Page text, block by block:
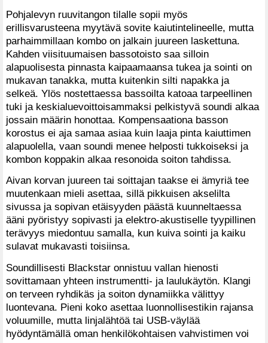
Pohjalevyn ruuvitangon tilalle sopii myös
erillisvarusteena myytävä sovite kaiutintelineelle, mutta
parhaimmillaan kombo on jalkain juureen laskettuna.
Kahden viisituumaisen bassotoisto saa silloin
alapuolisesta pinnasta kaipaamaansa tukea ja sointi on
mukavan tanakka, mutta kuitenkin silti napakka ja
selkeä. Ylös nostettaessa bassoilta katoaa tarpeellinen
tuki ja keskialuevoittoisammaksi pelkistyvä soundi alkaa
jossain määrin honottaa. Kompensaationa basson
korostus ei aja samaa asiaa kuin laaja pinta kaiuttimen
alapuolella, vaan soundi menee helposti tukkoiseksi ja
kombon koppakin alkaa resonoida soiton tahdissa.
Aivan korvan juureen tai soittajan taakse ei ämyriä tee
muutenkaan mieli asettaa, sillä pikkuisen akselilta
sivussa ja sopivan etäisyyden päästä kuunneltaessa
ääni pyöristyy sopivasti ja elektro-akustiselle tyypillinen
terävyys miedontuu samalla, kun kuiva sointi ja kaiku
sulavat mukavasti toisiinsa.
Soundillisesti Blackstar onnistuu vallan hienosti
sovittamaan yhteen instrumentti- ja laulukäytön. Klangi
on terveen ryhdikäs ja soiton dynamiikka välittyy
luontevana. Pieni koko asettaa luonnollisestikin rajansa
voluumille, mutta linjalähtöä tai USB-väylää
hyödyntämällä oman henkilökohtaisen vahvistimen voi